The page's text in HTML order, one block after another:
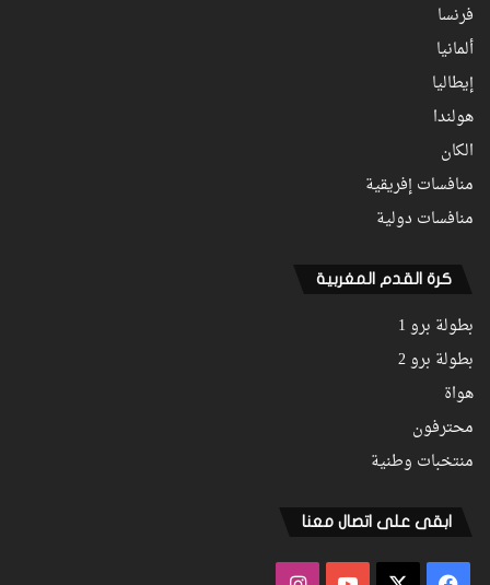
فرنسا
ألمانيا
إيطاليا
هولندا
الكان
منافسات إفريقية
منافسات دولية
كرة القدم المغربية
بطولة برو 1
بطولة برو 2
هواة
محترفون
منتخبات وطنية
ابقى على اتصال معنا